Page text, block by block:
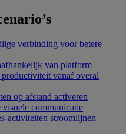
verbinding voor betere
van platform
vanaf overal
op afstand activeren
visuele communicatie
activiteiten stroomlijnen